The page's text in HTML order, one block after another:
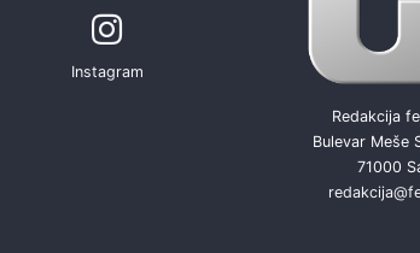
Instagram
Redakcija
Bulevar Meše
71000